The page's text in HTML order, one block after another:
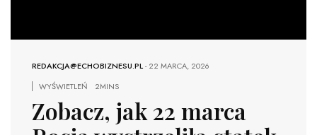
REDAKCJA@ECHOBIZNESU.PL-22 MARCA, 2026
WYŚWIETLEŃ
2MINS
Zobacz, jak 22 marca